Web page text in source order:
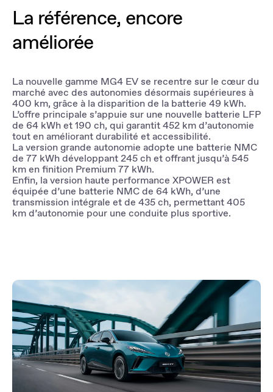
La référence, encore
améliorée
La nouvelle gamme MG4 EV se recentre sur le cœur du
marché avec des autonomies désormais supérieures à
400 km, grâce à la disparition de la batterie 49 kWh.
L’offre principale s’appuie sur une nouvelle batterie LFP
de 64 kWh et 190 ch, qui garantit 452 km d’autonomie
tout en améliorant durabilité et accessibilité.
La version grande autonomie adopte une batterie NMC
de 77 kWh développant 245 ch et offrant jusqu’à 545
km en finition Premium 77 kWh.
Enfin, la version haute performance XPOWER est
équipée d’une batterie NMC de 64 kWh, d’une
transmission intégrale et de 435 ch, permettant 405
km d’autonomie pour une conduite plus sportive.